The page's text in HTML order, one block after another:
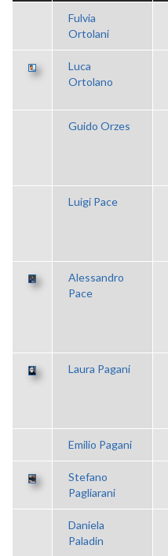
Fulvia
Ortolani
Luca
Ortolano
Guido Orzes
Luigi Pace
Alessandro
Pace
Laura Pagani
Emilio Pagani
Stefano
Pagliarani
Daniela
Paladin